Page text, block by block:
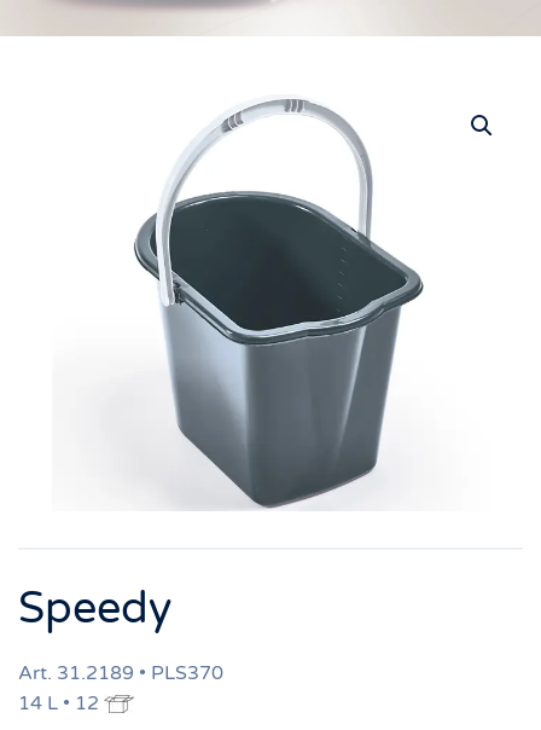
Speedy
Art. 31.2189 • PLS370
14 L • 12